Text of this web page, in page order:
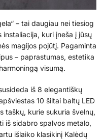
– tai daugiau nei tiesiog
instaliacija, kuri įneša į jūsų
magijos pojūtį. Pagaminta
– paprastumas, estetika
visumą.
iš 8 elegantiškų
10 šiltai baltų LED
taškų, kurie sukuria švelnų,
iš sidabro spalvos metalo,
išlaiko klasikinį Kalėdų